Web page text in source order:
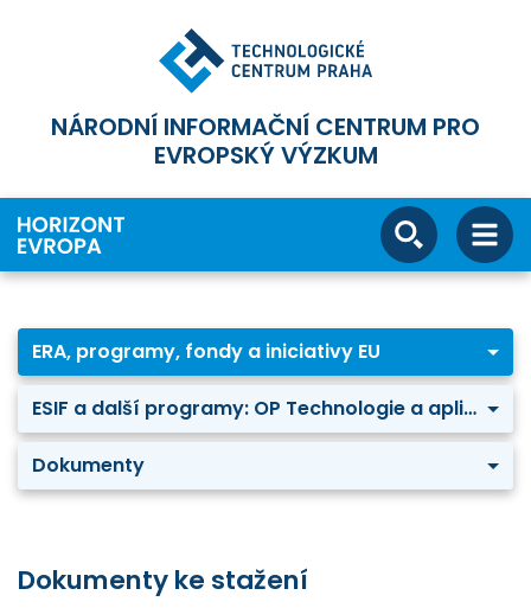
NÁRODNÍ INFORMAČNÍ CENTRUM PRO
EVROPSKÝ VÝZKUM
ERA, programy, fondy a iniciativy EU
ESIF a další programy: OP Technologie a aplikace pro konkurenceschopnost
Dokumenty
Dokumenty ke stažení